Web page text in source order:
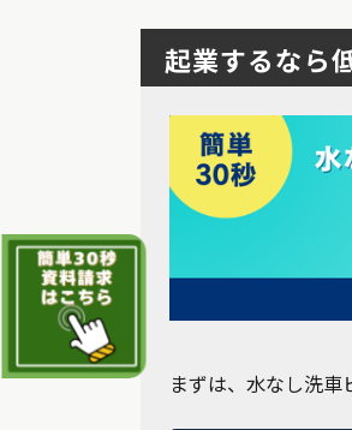
起業するなら
まずは、水なし洗車